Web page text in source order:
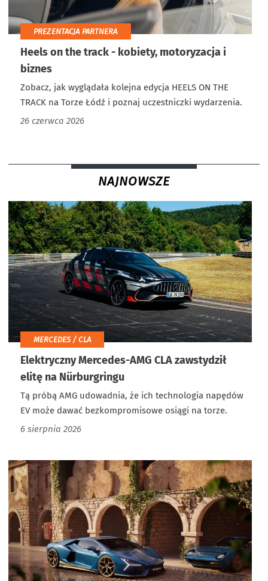
PREZENTACJA PARTNERA
Heels on the track - kobiety, motoryzacja i
biznes
Zobacz, jak wyglądała kolejna edycja HEELS ON THE
TRACK na Torze Łódź i poznaj uczestniczki wydarzenia.
26 czerwca 2026
NAJNOWSZE
MERCEDES / CLA
Elektryczny Mercedes-AMG CLA zawstydził
elitę na Nürburgringu
Tą próbą AMG udowadnia, że ich technologia napędów
EV może dawać bezkompromisowe osiągi na torze.
6 sierpnia 2026